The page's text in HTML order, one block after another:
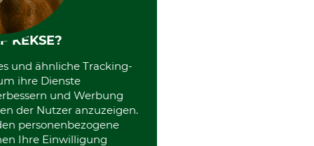
KEKSE?
und ähnliche Tracking-
ihre Dienste
und Werbung
der Nutzer anzuzeigen.
personenbezogene
Ihre Einwilligung